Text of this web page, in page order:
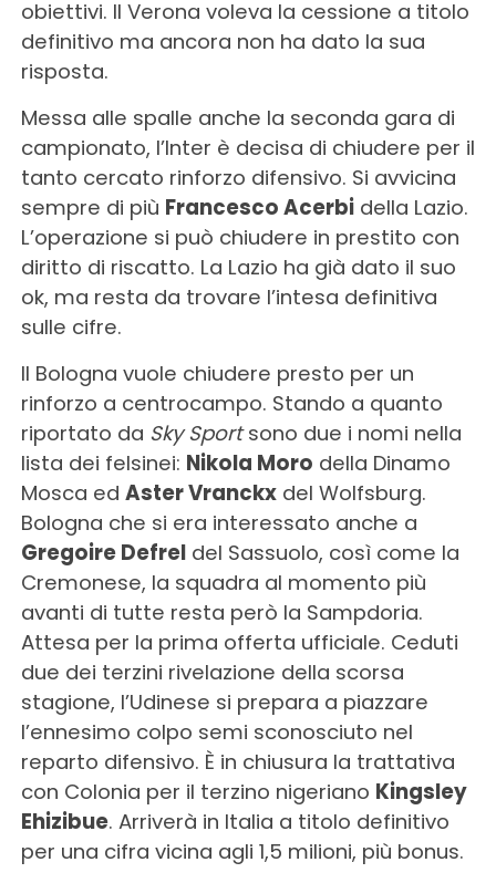
obiettivi. Il Verona voleva la cessione a titolo
definitivo ma ancora non ha dato la sua
risposta.
Messa alle spalle anche la seconda gara di
campionato, l’Inter è decisa di chiudere per il
tanto cercato rinforzo difensivo. Si avvicina
sempre di più Francesco Acerbidella Lazio.
L’operazione si può chiudere in prestito con
diritto di riscatto. La Lazio ha già dato il suo
ok, ma resta da trovare l’intesa definitiva
sulle cifre.
Il Bologna vuole chiudere presto per un
rinforzo a centrocampo. Stando a quanto
riportato da Sky Sportsono due i nomi nella
lista dei felsinei: Nikola Moro della Dinamo
Mosca ed Aster Vranckxdel Wolfsburg.
Bologna che si era interessato anche a
Gregoire Defreldel Sassuolo, così come la
Cremonese, la squadra al momento più
avanti di tutte resta però la Sampdoria.
Attesa per la prima offerta ufficiale. Ceduti
due dei terzini rivelazione della scorsa
stagione, l’Udinese si prepara a piazzare
l’ennesimo colpo semi sconosciuto nel
reparto difensivo. È in chiusura la trattativa
con Colonia per il terzino nigeriano Kingsley
Ehizibue. Arriverà in Italia a titolo definitivo
per una cifra vicina agli 1,5 milioni, più bonus.